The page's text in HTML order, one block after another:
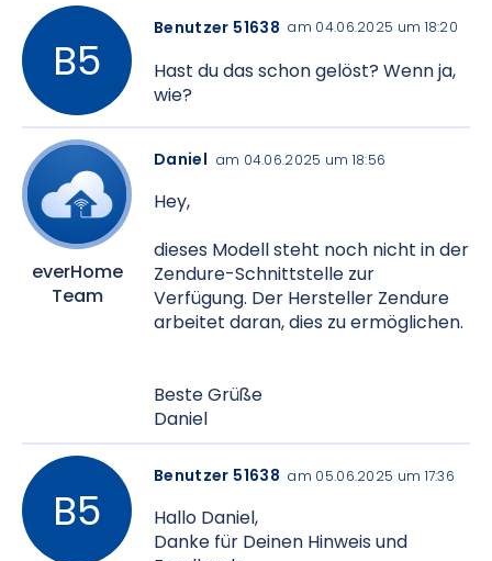
Benutzer 51638 am 04.06.2025 um 18:20
Hast du das schon gelöst? Wenn ja,
wie?
everHome
Team
Daniel am 04.06.2025 um 18:56
Hey,
dieses Modell steht noch nicht in der
Zendure-Schnittstelle zur
Verfügung. Der Hersteller Zendure
arbeitet daran, dies zu ermöglichen.
Beste Grüße
Daniel
Benutzer 51638 am 05.06.2025 um 17:36
Hallo Daniel,
Danke für Deinen Hinweis und